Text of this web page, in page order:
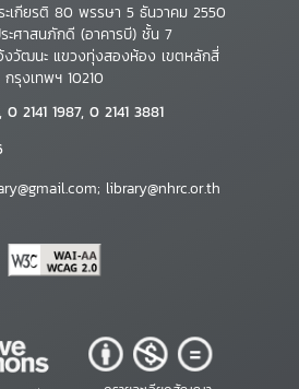
ะเกียรติ 80 พรรษา 5 ธันวาคม 2550
ะศาสนภักดี (อาคารบี) ชั้น 7
วัฒนะ แขวงทุ่งสองห้อง เขตหลักสี่
กรุงเทพฯ 10210
0 2141 1987, 0 2141 3881
library@nhrc.or.th